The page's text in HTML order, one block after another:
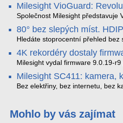
otřesy i náklon. Výsledkem není
podrobný datový příběh celé
v oblasti kontroly přístupu –
čtečky HID Signo.
Milesight VioGuard:
detekci dopravních
Společnost Milesight představuje
dopravních přestupků. Tento
sofistikovanými algoritmy umělé
tak, aby poskytoval komplexní
dopravních předpisů, zvyšoval
optimalizoval plynulost dopravy v
80° bez slepých míst.
streamuje na YouTube –
Hledáte stoprocentní přehled bez
panoramatická kamera
4MP senzorů SONY do jednoho
zkreslení. K tomu přidává AI
YouTube – bez běžícího počítače.
4K rekordéry dostaly
které musíte vědět.
Milesight vydal firmware 9.0.19-
které vám zjednoduší práci – a
spoustu zbytečných výjezdů k
Milesight SC411: kamera,
kabel nedosáhne
Bez elektřiny, bez internetu, bez
váš telefon. Podívejte se na video.
Mohlo by vás zajímat